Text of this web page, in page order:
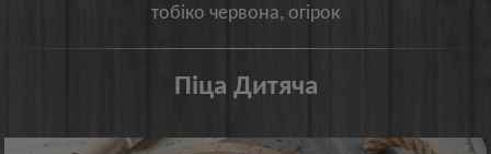
тобіко червона, огірок
Піца Дитяча